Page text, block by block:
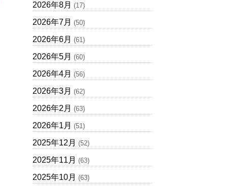
2026年8月 (17)
2026年7月 (50)
2026年6月 (61)
2026年5月 (60)
2026年4月 (56)
2026年3月 (62)
2026年2月 (63)
2026年1月 (51)
2025年12月 (52)
2025年11月 (63)
2025年10月 (63)